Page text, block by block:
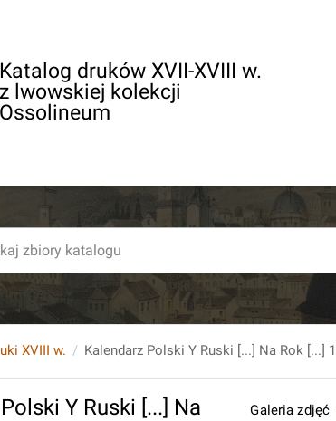
Katalog druków XVII-XVIII w.
z lwowskiej kolekcji
Ossolineum
XVIII w.
Y Ruski [...] Na
Galeria zdjęć